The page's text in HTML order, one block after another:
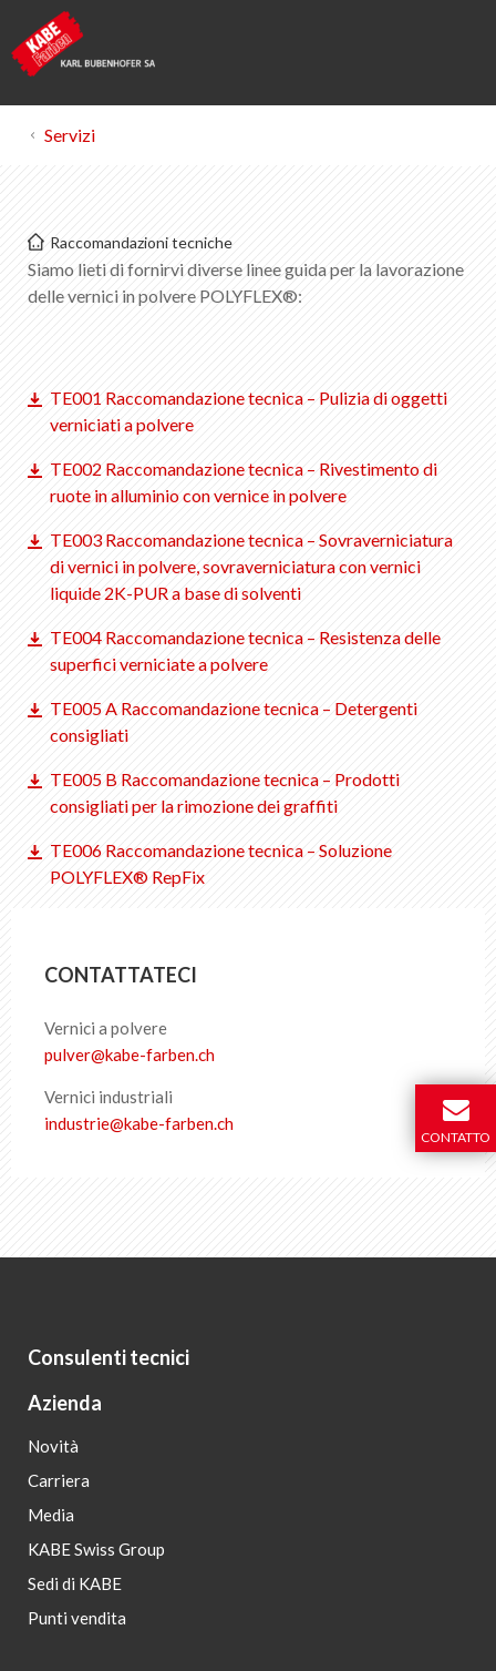
Vernici in polvere raccomandazioni tecniche
Download
Punti vendita
DE FR EN
IT
Servizi
Raccomandazioni tecniche
Siamo lieti di fornirvi diverse linee guida per la lavorazione
delle vernici in polvere POLYFLEX®:
TE001 Raccomandazione tecnica – Pulizia di oggetti
verniciati a polvere
TE002 Raccomandazione tecnica – Rivestimento di
ruote in alluminio con vernice in polvere
TE003 Raccomandazione tecnica – Sovraverniciatura
di vernici in polvere, sovraverniciatura con vernici
liquide 2K-PUR a base di solventi
TE004 Raccomandazione tecnica – Resistenza delle
superfici verniciate a polvere
TE005 A Raccomandazione tecnica – Detergenti
consigliati
TE005 B Raccomandazione tecnica – Prodotti
consigliati per la rimozione dei graffiti
TE006 Raccomandazione tecnica – Soluzione
POLYFLEX® RepFix
CONTATTATECI
Vernici a polvere
pulver@kabe-farben.ch
Vernici industriali
industrie@kabe-farben.ch
Consulenti tecnici
Azienda
Novità
Carriera
Media
KABE Swiss Group
Sedi di KABE
Punti vendita
CONTATTO